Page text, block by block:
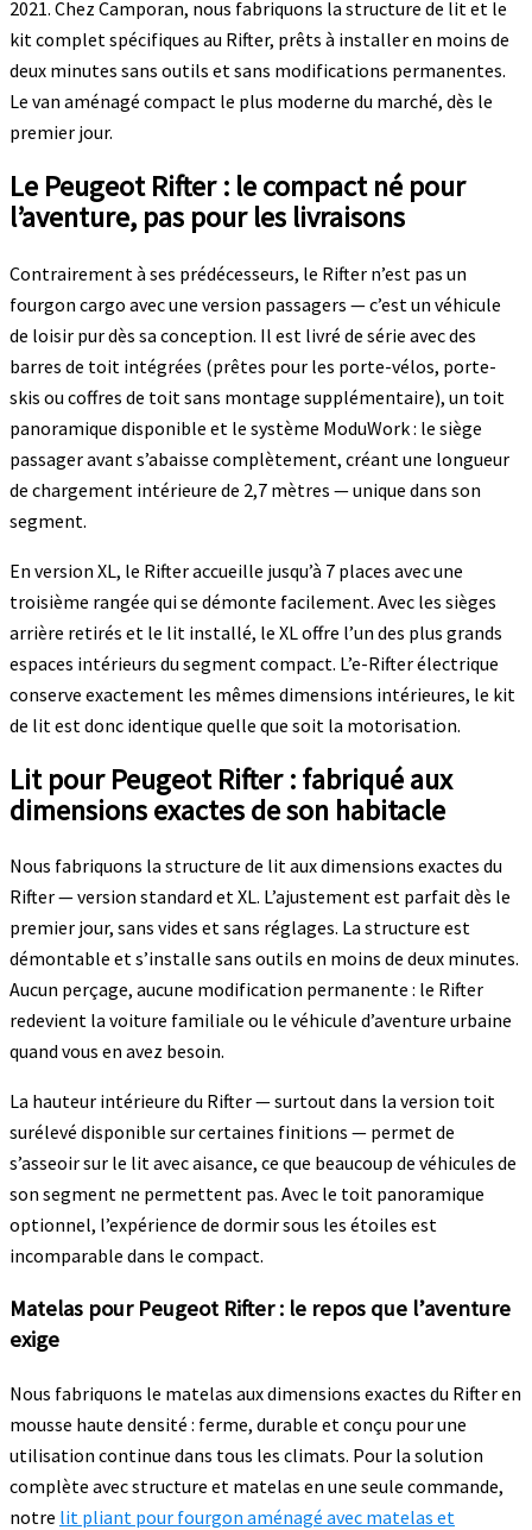
2021. Chez Camporan, nous fabriquons la structure de lit et le
kit complet spécifiques au Rifter, prêts à installer en moins de
deux minutes sans outils et sans modifications permanentes.
Le van aménagé compact le plus moderne du marché, dès le
premier jour.
Le Peugeot Rifter : le compact né pour
l’aventure, pas pour les livraisons
Contrairement à ses prédécesseurs, le Rifter n’est pas un
fourgon cargo avec une version passagers — c’est un véhicule
de loisir pur dès sa conception. Il est livré de série avec des
barres de toit intégrées (prêtes pour les porte-vélos, porte-
skis ou coffres de toit sans montage supplémentaire), un toit
panoramique disponible et le système ModuWork : le siège
passager avant s’abaisse complètement, créant une longueur
de chargement intérieure de 2,7 mètres — unique dans son
segment.
En version XL, le Rifter accueille jusqu’à 7 places avec une
troisième rangée qui se démonte facilement. Avec les sièges
arrière retirés et le lit installé, le XL offre l’un des plus grands
espaces intérieurs du segment compact. L’e-Rifter électrique
conserve exactement les mêmes dimensions intérieures, le kit
de lit est donc identique quelle que soit la motorisation.
Lit pour Peugeot Rifter : fabriqué aux
dimensions exactes de son habitacle
Nous fabriquons la structure de lit aux dimensions exactes du
Rifter — version standard et XL. L’ajustement est parfait dès le
premier jour, sans vides et sans réglages. La structure est
démontable et s’installe sans outils en moins de deux minutes.
Aucun perçage, aucune modification permanente : le Rifter
redevient la voiture familiale ou le véhicule d’aventure urbaine
quand vous en avez besoin.
La hauteur intérieure du Rifter — surtout dans la version toit
surélevé disponible sur certaines finitions — permet de
s’asseoir sur le lit avec aisance, ce que beaucoup de véhicules de
son segment ne permettent pas. Avec le toit panoramique
optionnel, l’expérience de dormir sous les étoiles est
incomparable dans le compact.
Matelas pour Peugeot Rifter : le repos que l’aventure
exige
Nous fabriquons le matelas aux dimensions exactes du Rifter en
mousse haute densité : ferme, durable et conçu pour une
utilisation continue dans tous les climats. Pour la solution
complète avec structure et matelas en une seule commande,
notre lit pliant pour fourgon aménagé avec matelas et